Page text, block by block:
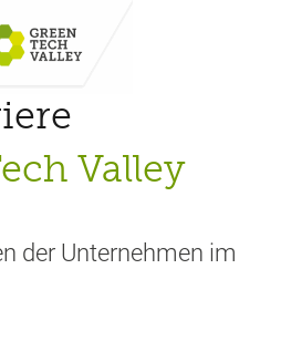
Valley
der Unternehmen im